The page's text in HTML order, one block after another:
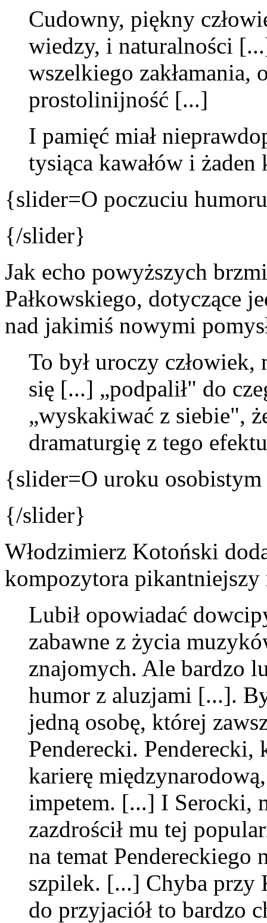
Cudowny, piękny
wiedzy, i naturalności
wszelkiego zakłamania,
prostolinijność [...]
I pamięć miał
tysiąca kawałów i żaden
{slider=O poczuciu
{/slider}
Jak echo powyższych
Pałkowskiego, dotyczące
nad jakimiś nowymi
To był uroczy człowiek,
się [...] „podpalił" do
„wyskakiwać z siebie",
dramaturgię z tego
{slider=O uroku
{/slider}
Włodzimierz Kotoński
kompozytora pikantniejszy
Lubił opowiadać
zabawne z życia
znajomych. Ale bardzo
humor z aluzjami [...].
jedną osobę, której
Penderecki. Penderecki,
karierę
impetem. [...] I Serocki,
zazdrościł mu tej
na temat Pendereckiego
szpilek. [...] Chyba przy
do przyjaciół to bardzo